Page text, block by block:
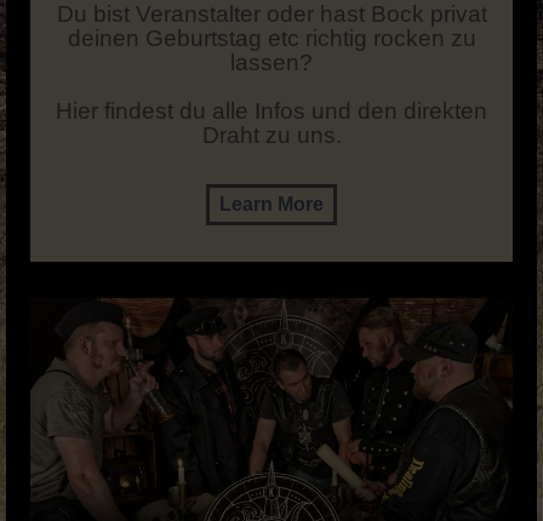
Du bist Veranstalter oder hast Bock privat
deinen Geburtstag etc richtig rocken zu
lassen?
Hier findest du alle Infos und den direkten
Draht zu uns.
Learn More